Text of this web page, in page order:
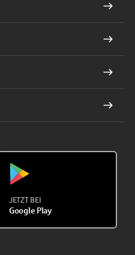
JETZT BEI
Google Play